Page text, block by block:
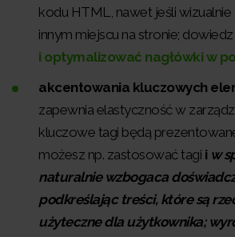
kodu HTML, nawet jeśli wizualnie
innym miejscu na stronie; dowiedz
i optymalizować nagłówki w
akcentowania kluczowych
zapewnia elastyczność w
kluczowe tagi będą
możesz np. zastosować tagi i w
naturalnie wzbogaca
podkreślając treści, które są
użyteczne dla użytkownika;